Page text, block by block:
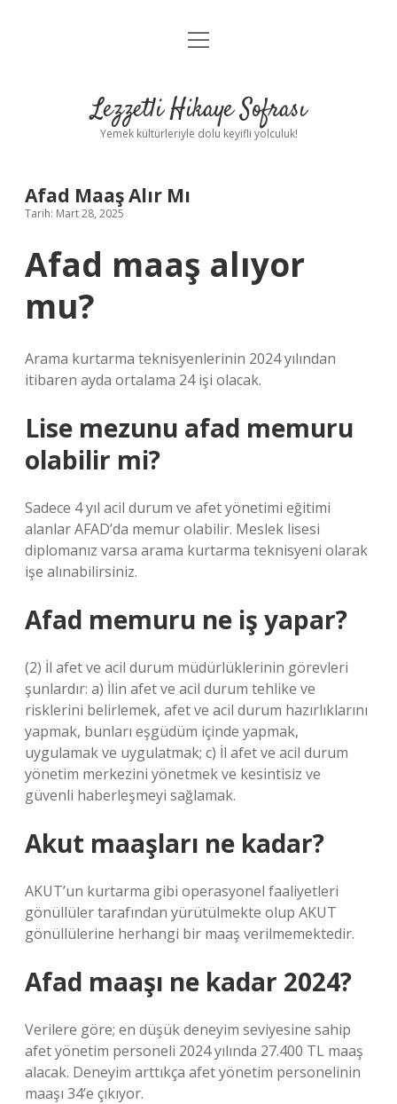
Anasayfa
Yasal Uyarı
menüyü
Lezzetli Hikaye Sofrası
Yemek kültürleriyle dolu keyifli yolculuk!
Afad Maaş Alır Mı
Tarih: Mart 28, 2025
Afad maaş alıyor
mu?
Arama kurtarma teknisyenlerinin 2024 yılından
itibaren ayda ortalama 24 işi olacak.
Lise mezunu afad memuru
olabilir mi?
Sadece 4 yıl acil durum ve afet yönetimi eğitimi
alanlar AFAD’da memur olabilir. Meslek lisesi
diplomanız varsa arama kurtarma teknisyeni olarak
işe alınabilirsiniz.
Afad memuru ne iş yapar?
(2) İl afet ve acil durum müdürlüklerinin görevleri
şunlardır: a) İlin afet ve acil durum tehlike ve
risklerini belirlemek, afet ve acil durum hazırlıklarını
yapmak, bunları eşgüdüm içinde yapmak,
uygulamak ve uygulatmak; c) İl afet ve acil durum
yönetim merkezini yönetmek ve kesintisiz ve
güvenli haberleşmeyi sağlamak.
Akut maaşları ne kadar?
AKUT’un kurtarma gibi operasyonel faaliyetleri
gönüllüler tarafından yürütülmekte olup AKUT
gönüllülerine herhangi bir maaş verilmemektedir.
Afad maaşı ne kadar 2024?
Verilere göre; en düşük deneyim seviyesine sahip
afet yönetim personeli 2024 yılında 27.400 TL maaş
alacak. Deneyim arttıkça afet yönetim personelinin
maaşı 34’e çıkıyor.